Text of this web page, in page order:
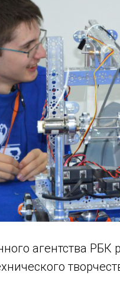
агентства РБК